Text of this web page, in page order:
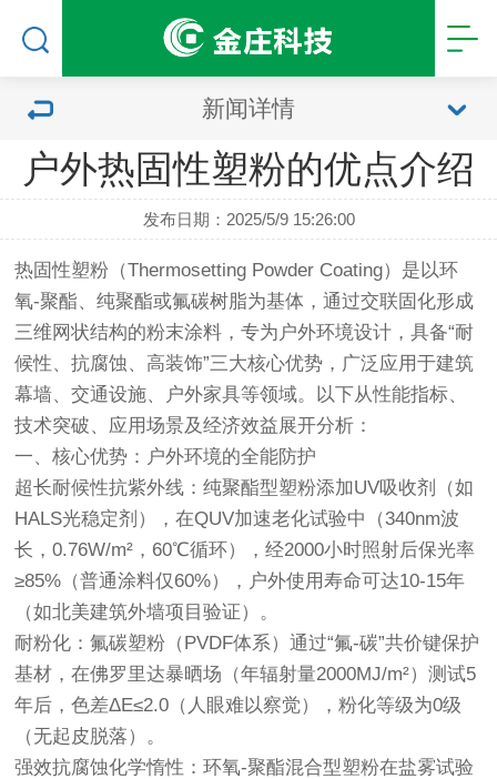
新闻详情
户外热固性塑粉的优点介绍
发布日期：2025/5/9 15:26:00
热固性塑粉 （Thermosetting Powder Coating）是以环
氧-聚酯、纯聚酯或氟碳树脂为基体，通过交联固化形成
三维网状结构的粉末涂料，专为户外环境设计，具备“耐
候性、抗腐蚀、高装饰”三大核心优势，广泛应用于建筑
幕墙、交通设施、户外家具等领域。以下从性能指标、
技术突破、应用场景及经济效益展开分析：
一、核心优势：户外环境的全能防护
超长耐候性抗紫外线：纯聚酯型塑粉添加UV吸收剂（如
HALS光稳定剂），在QUV加速老化试验中（340nm波
长，0.76W/m²，60℃循环），经2000小时照射后保光率
≥85%（普通涂料仅60%），户外使用寿命可达10-15年
（如北美建筑外墙项目验证）。
耐粉化：氟碳塑粉（PVDF体系）通过“氟-碳”共价键保护
基材，在佛罗里达暴晒场（年辐射量2000MJ/m²）测试5
年后，色差ΔE≤2.0（人眼难以察觉），粉化等级为0级
（无起皮脱落）。
强效抗腐蚀化学惰性：环氧-聚酯混合型塑粉在盐雾试验